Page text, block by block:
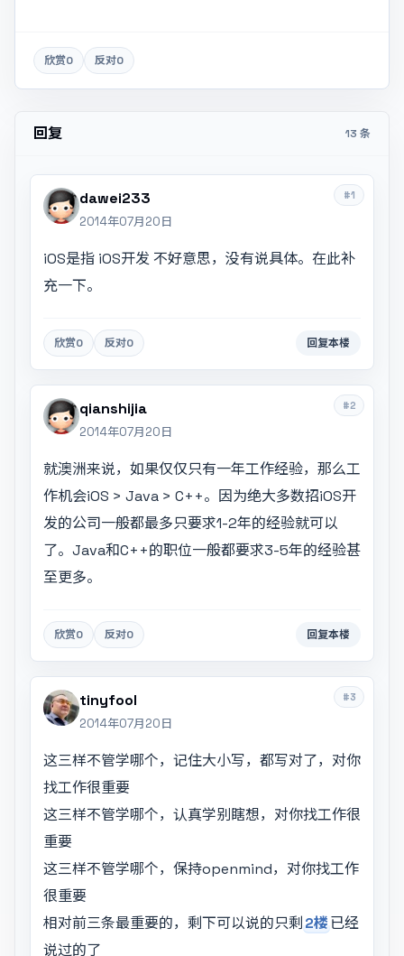
欣赏0 反对0
回复 13 条
#1
dawei233
2014年07月20日
iOS是指 iOS开发 不好意思，没有说具体。在此补
充一下。
欣赏0 反对0 回复本楼
#2
qianshijia
2014年07月20日
就澳洲来说，如果仅仅只有一年工作经验，那么工
作机会iOS > Java > C++。因为绝大多数招iOS开
发的公司一般都最多只要求1-2年的经验就可以
了。Java和C++的职位一般都要求3-5年的经验甚
至更多。
欣赏0 反对0 回复本楼
#3
tinyfool
2014年07月20日
这三样不管学哪个，记住大小写，都写对了，对你
找工作很重要
这三样不管学哪个，认真学别瞎想，对你找工作很
重要
这三样不管学哪个，保持openmind，对你找工作
很重要
相对前三条最重要的，剩下可以说的只剩2楼已经
说过的了